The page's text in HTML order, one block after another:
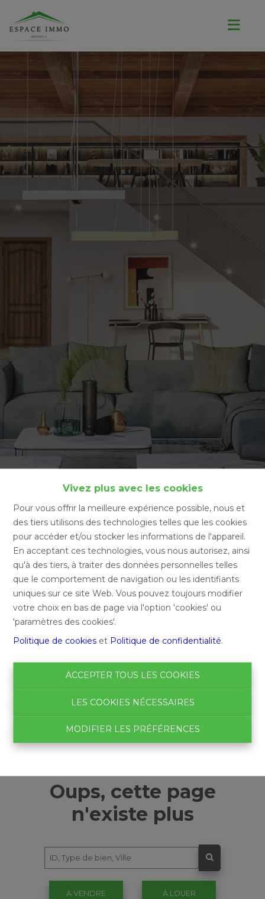
Vivez plus avec les cookies
Pour vous offrir la meilleure expérience possible, nous et
des tiers utilisons des technologies telles que les cookies
pour accéder et/ou stocker les informations de l'appareil.
En acceptant ces technologies, vous nous autorisez, ainsi
qu'à des tiers, à traiter des données personnelles telles
que le comportement de navigation ou les identifiants
uniques sur ce site Web. Vous pouvez toujours modifier
votre choix en bas de page via l'option 'cookies' ou
'paramètres des cookies'.
Politique de cookies et Politique de confidentialité.
ACCEPTER TOUS LES COOKIES
LES COOKIES NÉCESSAIRES
MODIFIER LES PRÉFÉRENCES
Accueil
Accueil
Oups, cette page
n'existe plus
À VENDRE À LOUER